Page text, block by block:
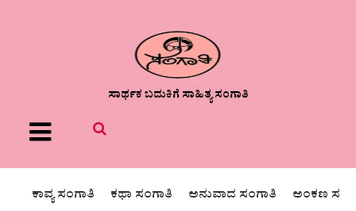
ಸಾರ್ಥಕ ಬದುಕಿಗೆ ಸಾಹಿತ್ಯ ಸಂಗಾತಿ
Menu
ಕಾವ್ಯ ಸಂಗಾತಿ ಕಥಾ ಸಂಗಾತಿ ಅನುವಾದ ಸಂಗಾತಿ ಅಂಕಣ